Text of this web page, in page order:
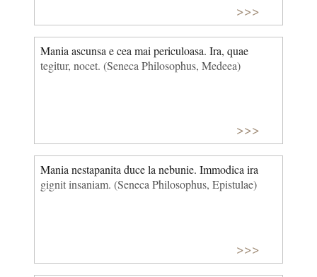
>>>
Mania ascunsa e cea mai periculoasa. Ira, quae
tegitur, nocet. (Seneca Philosophus, Medeea)
>>>
Mania nestapanita duce la nebunie. Immodica ira
gignit insaniam. (Seneca Philosophus, Epistulae)
>>>